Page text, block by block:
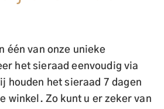
één van onze unieke
het sieraad eenvoudig via
houden het sieraad 7 dagen
winkel. Zo kunt u er zeker van